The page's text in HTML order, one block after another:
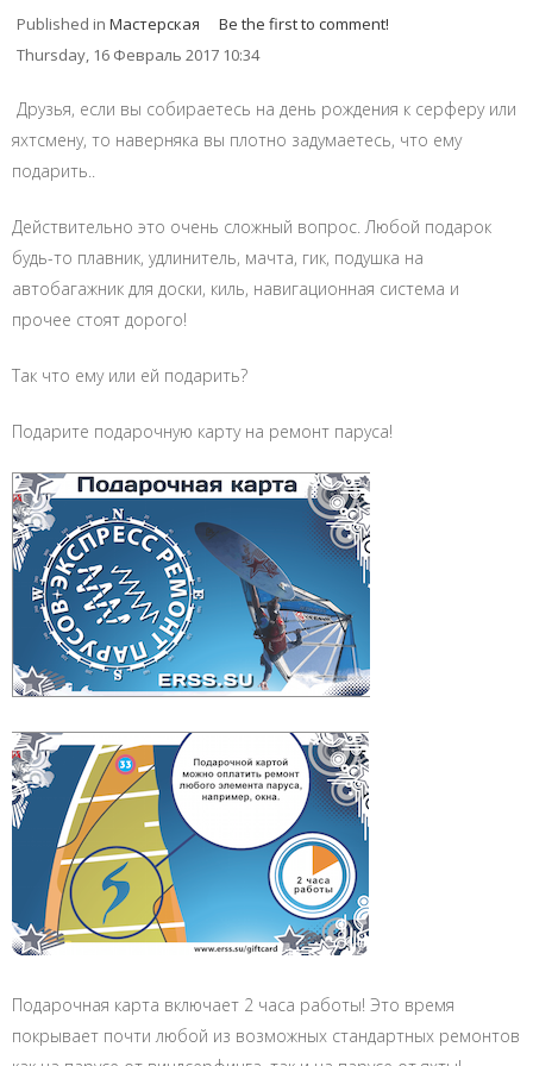
Published in Мастерская
Be the first to comment!
Thursday, 16 Февраль 2017 10:34
Друзья, если вы собираетесь на день рождения к серферу или
яхтсмену, то наверняка вы плотно задумаетесь, что ему
подарить..
Действительно это очень сложный вопрос. Любой подарок
будь-то плавник, удлинитель, мачта, гик, подушка на
автобагажник для доски, киль, навигационная система и
прочее стоят дорого!
Так что ему или ей подарить?
Подарите подарочную карту на ремонт паруса!
Подарочная карта включает 2 часа работы! Это время
покрывает почти любой из возможных стандартных ремонтов